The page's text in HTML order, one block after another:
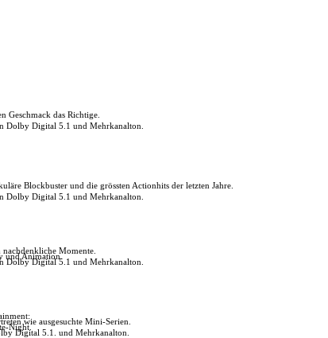
Geschmack das Richtige.
Dolby Digital 5.1 und Mehrkanalton.
Blockbuster und die grössten Actionhits der letzten Jahre.
Dolby Digital 5.1 und Mehrkanalton.
Momente.
und Animation.
Dolby Digital 5.1 und Mehrkanalton.
wie ausgesuchte Mini-Serien.
Night.
Digital 5.1. und Mehrkanalton.